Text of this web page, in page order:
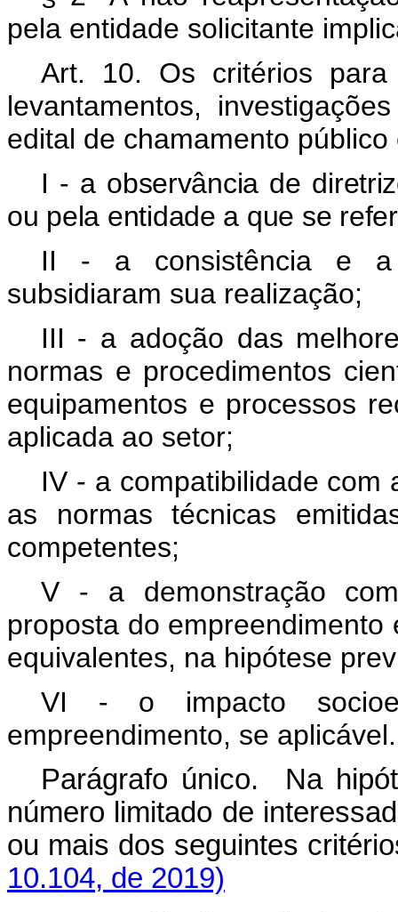
pela entidade solicitante
Art. 10. Os critérios
levantamentos,
edital de chamamento
I - a observância de
ou pela entidade a que se
II - a consistência e a
subsidiaram sua realização;
III - a adoção das
normas e procedimentos
equipamentos e processos
aplicada ao setor;
IV - a compatibilidade com
as normas técnicas
competentes;
V - a demonstração
proposta do
equivalentes, na hipótese
VI - o impacto
empreendimento, se aplicável.
Parágrafo único. Na
número limitado de
ou mais dos seguintes
10.104, de 2019)